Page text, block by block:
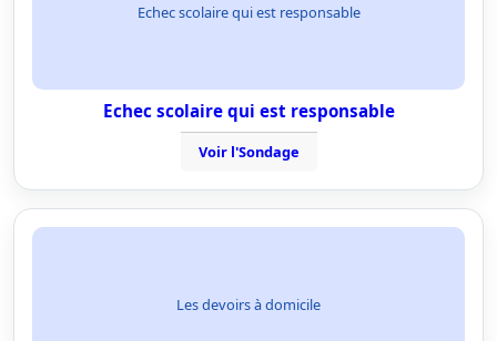
Echec scolaire qui est responsable
Echec scolaire qui est responsable
Voir l'Sondage
Les devoirs à domicile